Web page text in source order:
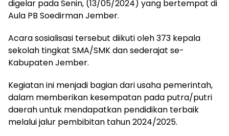
digelar pada Senin, (13/05/2024) yang bertempat di
Aula PB Soedirman Jember.
Acara sosialisasi tersebut diikuti oleh 373 kepala
sekolah tingkat SMA/SMK dan sederajat se-
Kabupaten Jember.
Kegiatan ini menjadi bagian dari usaha pemerintah,
dalam memberikan kesempatan pada putra/putri
daerah untuk mendapatkan pendidikan terbaik
melalui jalur pembibitan tahun 2024/2025.